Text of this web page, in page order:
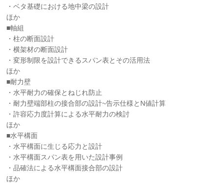
・ベタ基礎における地中梁の設計
ほか
■軸組
・柱の断面設計
・横架材の断面設計
・変形制限を設計できるスパン表とその活用法
ほか
■耐力壁
・水平耐力の確保とねじれ防止
・耐力壁端部柱の接合部の設計~告示仕様とN値計算
・許容応力度計算による水平耐力の検討
ほか
■水平構面
・水平構面に生じる応力と設計
・水平構面スパン表を用いた設計事例
・品確法による水平構面接合部の設計
ほか